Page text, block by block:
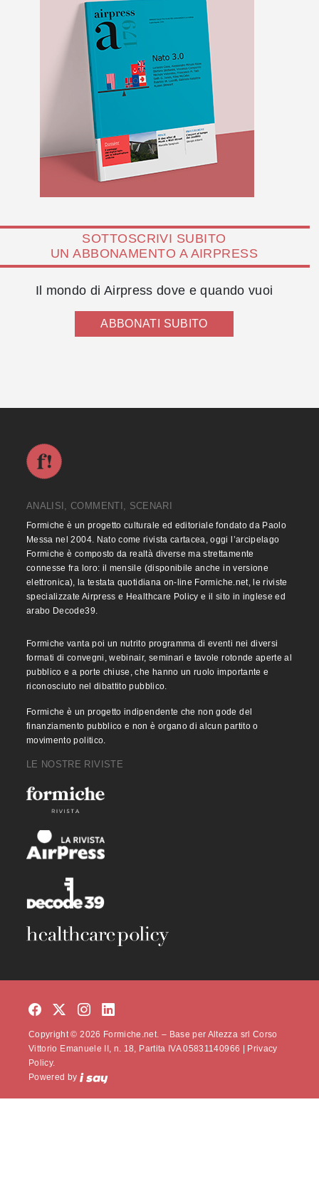
SOTTOSCRIVI SUBITO
UN ABBONAMENTO A AIRPRESS
Il mondo di Airpress dove e quando vuoi
ABBONATI SUBITO
ANALISI, COMMENTI, SCENARI
Formiche è un progetto culturale ed editoriale fondato da Paolo
Messa nel 2004. Nato come rivista cartacea, oggi l’arcipelago
Formiche è composto da realtà diverse ma strettamente
connesse fra loro: il mensile (disponibile anche in versione
elettronica), la testata quotidiana on-line Formiche.net, le riviste
specializzate Airpress e Healthcare Policy e il sito in inglese ed
arabo Decode39.
Formiche vanta poi un nutrito programma di eventi nei diversi
formati di convegni, webinair, seminari e tavole rotonde aperte al
pubblico e a porte chiuse, che hanno un ruolo importante e
riconosciuto nel dibattito pubblico.
Formiche è un progetto indipendente che non gode del
finanziamento pubblico e non è organo di alcun partito o
movimento politico.
LE NOSTRE RIVISTE
Copyright © 2026 Formiche.net. – Base per Altezza srl Corso
Vittorio Emanuele II, n. 18, Partita IVA 05831140966 |
Privacy
Policy.
Powered by